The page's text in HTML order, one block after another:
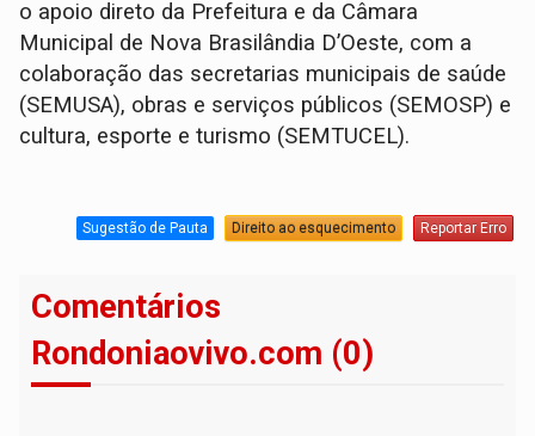
o apoio direto da Prefeitura e da Câmara
Municipal de Nova Brasilândia D’Oeste, com a
colaboração das secretarias municipais de saúde
(SEMUSA), obras e serviços públicos (SEMOSP) e
cultura, esporte e turismo (SEMTUCEL).
Sugestão de Pauta Direito ao esquecimento Reportar Erro
Comentários
Rondoniaovivo.com (0)